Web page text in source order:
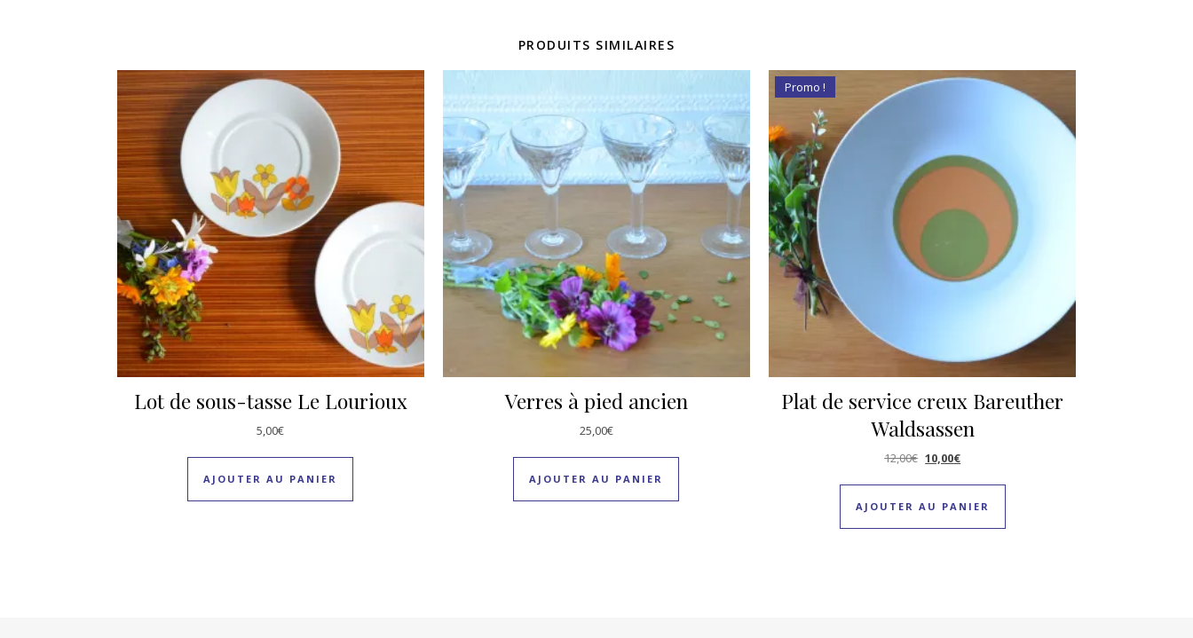
PRODUITS SIMILAIRES
Lot de sous-tasse Le Lourioux
5,00€
AJOUTER AU PANIER
Verres à pied ancien
25,00€
AJOUTER AU PANIER
Promo !
Plat de service creux Bareuther
Waldsassen
12,00€ Le prix initial était : 12,00€.
10,00€Le prix actuel est : 10,00€.
AJOUTER AU PANIER